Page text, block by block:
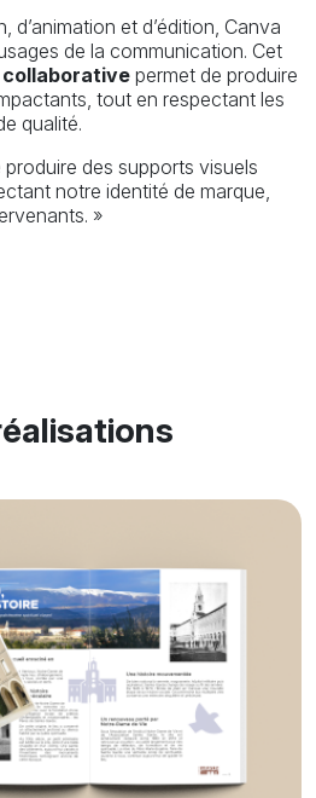
d’animation et d’édition, Canva
de la communication. Cet
permet de produire
tout en respectant les
qualité.
des supports visuels
notre identité de marque,
»